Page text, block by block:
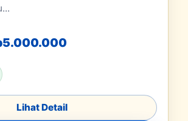
aslinya adalah:
5.000.000Harga saat ini
Lihat Detail